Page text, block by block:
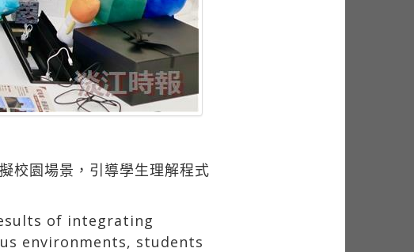
校園場景，引導學生理解程式
of integrating
environments, students